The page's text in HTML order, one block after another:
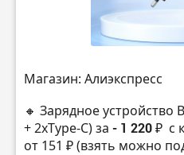
Магазин: Алиэкспресс
🔸 Зарядное устройство
+ 2xType-C) за - 1 220 ₽ с
от 151 ₽ (взять можно